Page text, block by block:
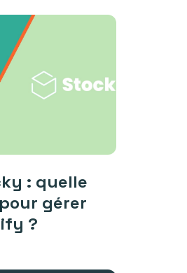
: quelle
gérer
?